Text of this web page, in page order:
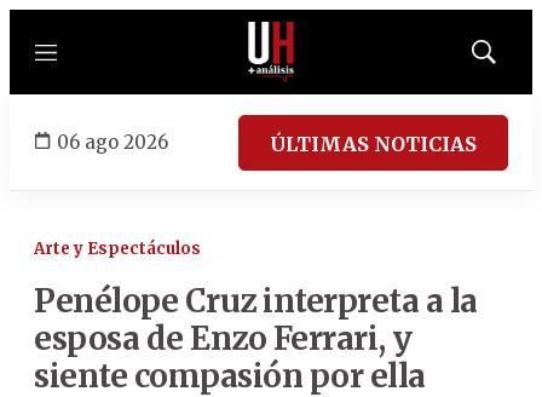
Menú
Mostrar
06 ago 2026 ÚLTIMAS NOTICIAS
Arte y Espectáculos
Penélope Cruz interpreta a la
esposa de Enzo Ferrari, y
siente compasión por ella